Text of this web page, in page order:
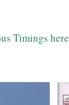
Timings here